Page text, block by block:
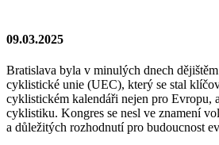
09.03.2025
Bratislava byla v minulých dnech
cyklistické unie (UEC), který se stal
cyklistickém kalendáři nejen pro Evropu,
cyklistiku. Kongres se nesl ve znamení
a důležitých rozhodnutí pro budoucnost